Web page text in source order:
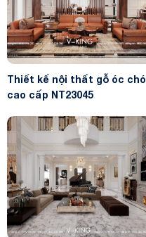
Thiết kế nội thất gỗ óc chó
cao cấp NT23045